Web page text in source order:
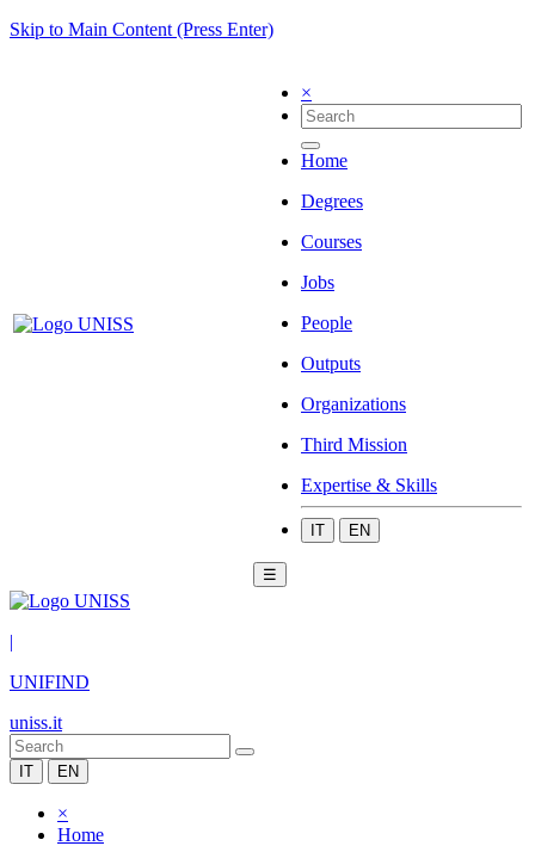
Skip to Main Content (Press Enter)
×
Home
Degrees
Courses
Jobs
People
Outputs
Organizations
Third Mission
Expertise & Skills
IT EN
☰
|
UNIFIND
uniss.it
IT EN
×
Home